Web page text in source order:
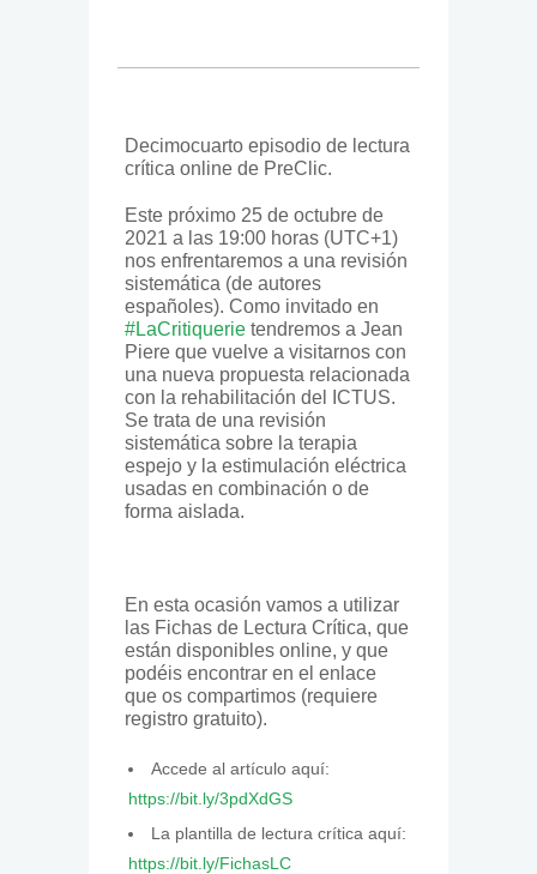
Decimocuarto episodio de lectura
crítica online de PreClic.
Este próximo 25 de octubre de
2021 a las 19:00 horas (UTC+1)
nos enfrentaremos a una revisión
sistemática (de autores
españoles). Como invitado en
#LaCritiquerie tendremos a Jean
Piere que vuelve a visitarnos con
una nueva propuesta relacionada
con la rehabilitación del ICTUS.
Se trata de una revisión
sistemática sobre la terapia
espejo y la estimulación eléctrica
usadas en combinación o de
forma aislada.
En esta ocasión vamos a utilizar
las Fichas de Lectura Crítica, que
están disponibles online, y que
podéis encontrar en el enlace
que os compartimos (requiere
registro gratuito).
Accede al artículo aquí:
https://bit.ly/3pdXdGS
La plantilla de lectura crítica aquí:
https://bit.ly/FichasLC